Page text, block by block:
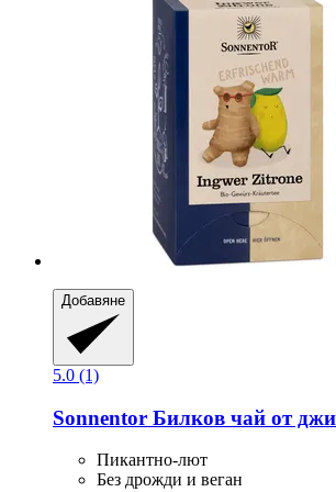
Добавяне
5.0 (1)
Sonnentor Билков чай от
Пикантно-лют
Без дрожди и веган